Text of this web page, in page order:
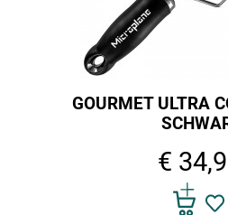
GOURMET ULTRA
€